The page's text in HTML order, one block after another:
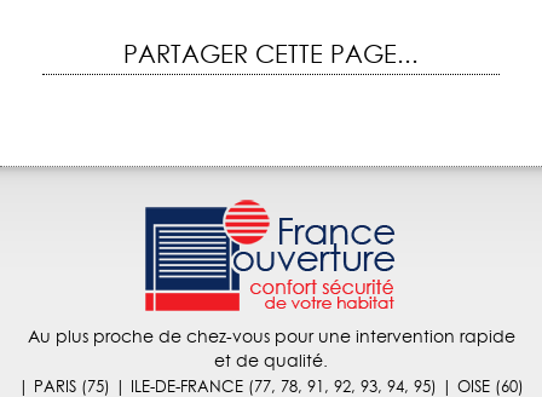
PARTAGER CETTE PAGE...
Au plus proche de chez-vous pour une intervention rapide
et de qualité.
| PARIS (75) | ILE-DE-FRANCE (77, 78, 91, 92, 93, 94, 95) | OISE (60)